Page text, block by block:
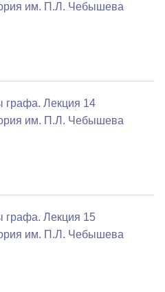
им. П.Л. Чебышева
графа. Лекция 14
им. П.Л. Чебышева
графа. Лекция 15
им. П.Л. Чебышева